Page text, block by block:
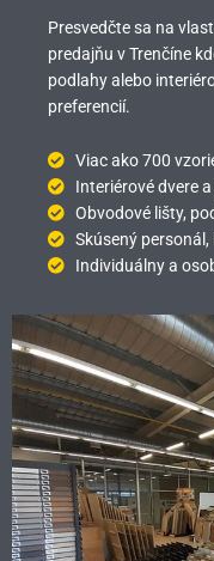
Presvedčte sa na
predajňu v Trenčíne
podlahy alebo
preferencií.
Viac ako 700
Interiérové dvere
Obvodové lišty,
Skúsený
Individuálny a